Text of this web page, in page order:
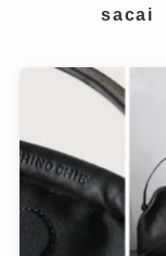
sacai